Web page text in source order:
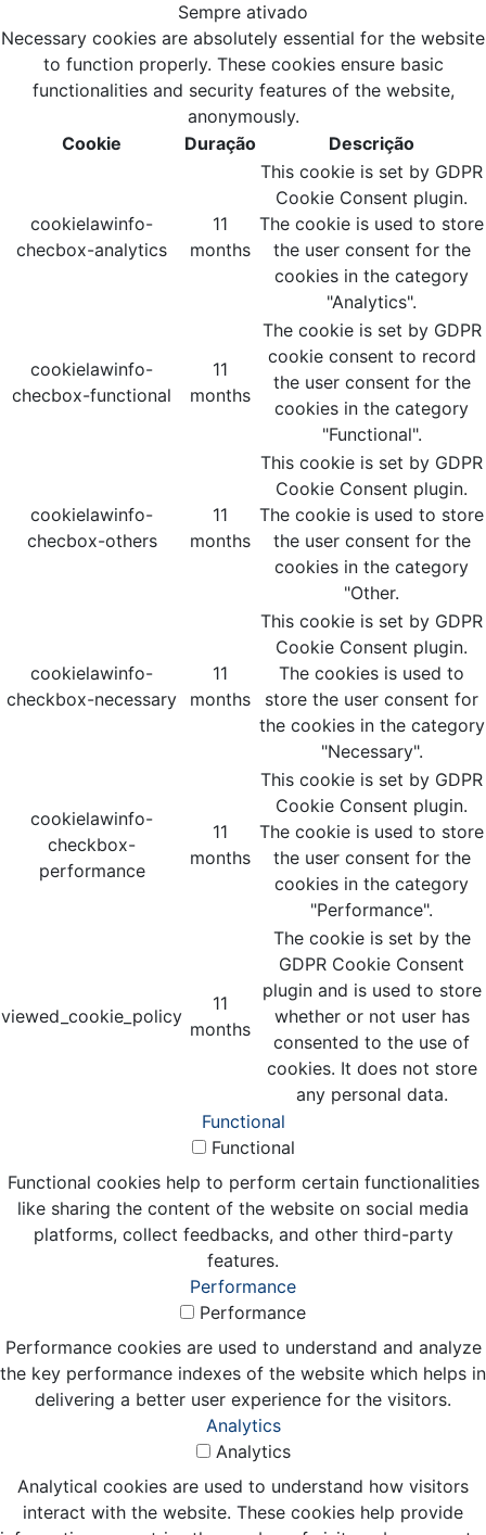
Sempre ativado
Necessary cookies are absolutely essential for the website
to function properly. These cookies ensure basic
functionalities and security features of the website,
anonymously.
Cookie
Duração Descrição
cookielawinfo-
checbox-analytics
11
months
This cookie is set by GDPR
Cookie Consent plugin.
The cookie is used to store
the user consent for the
cookies in the category
"Analytics".
cookielawinfo-
checbox-functional
11
months
The cookie is set by GDPR
cookie consent to record
the user consent for the
cookies in the category
"Functional".
cookielawinfo-
checbox-others
11
months
This cookie is set by GDPR
Cookie Consent plugin.
The cookie is used to store
the user consent for the
cookies in the category
"Other.
cookielawinfo-
checkbox-necessary
11
months
This cookie is set by GDPR
Cookie Consent plugin.
The cookies is used to
store the user consent for
the cookies in the category
"Necessary".
cookielawinfo-
checkbox-
performance
11
months
This cookie is set by GDPR
Cookie Consent plugin.
The cookie is used to store
the user consent for the
cookies in the category
"Performance".
viewed_cookie_policy
11
months
The cookie is set by the
GDPR Cookie Consent
plugin and is used to store
whether or not user has
consented to the use of
cookies. It does not store
any personal data.
Functional
Functional
Functional cookies help to perform certain functionalities
like sharing the content of the website on social media
platforms, collect feedbacks, and other third-party
features.
Performance
Performance
Performance cookies are used to understand and analyze
the key performance indexes of the website which helps in
delivering a better user experience for the visitors.
Analytics
Analytics
Analytical cookies are used to understand how visitors
interact with the website. These cookies help provide